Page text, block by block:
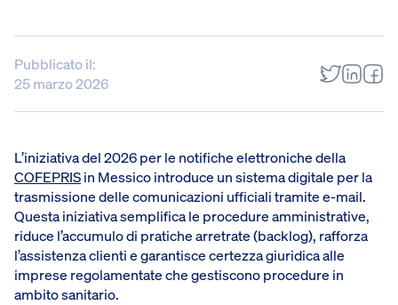
Pubblicato il:
25 marzo 2026
L’iniziativa del 2026 per le notifiche elettroniche della
COFEPRISin Messico introduce un sistema digitale per la
trasmissione delle comunicazioni ufficiali tramite e-mail.
Questa iniziativa semplifica le procedure amministrative,
riduce l’accumulo di pratiche arretrate (backlog), rafforza
l’assistenza clienti e garantisce certezza giuridica alle
imprese regolamentate che gestiscono procedure in
ambito sanitario.